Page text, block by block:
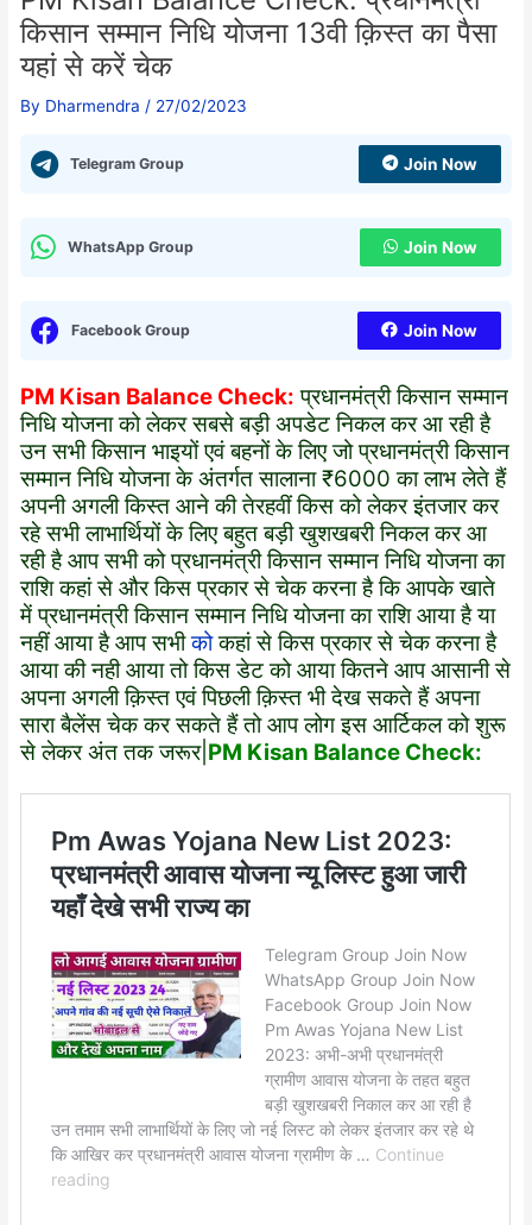
किसान सम्मान निधि योजना 13वी क़िस्त का पैसा
यहां से करें चेक
By Dharmendra / 27/02/2023
Telegram Group Join Now
WhatsApp Group Join Now
Facebook Group Join Now
PM Kisan Balance Check: प्रधानमंत्री किसान सम्मान
निधि योजना को लेकर सबसे बड़ी अपडेट निकल कर आ रही है
उन सभी किसान भाइयों एवं बहनों के लिए जो प्रधानमंत्री किसान
सम्मान निधि योजना के अंतर्गत सालाना ₹6000 का लाभ लेते हैं
अपनी अगली किस्त आने की तेरहवीं किस को लेकर इंतजार कर
रहे सभी लाभार्थियों के लिए बहुत बड़ी खुशखबरी निकल कर आ
रही है आप सभी को प्रधानमंत्री किसान सम्मान निधि योजना का
राशि कहां से और किस प्रकार से चेक करना है कि आपके खाते
में प्रधानमंत्री किसान सम्मान निधि योजना का राशि आया है या
नहीं आया है आप सभीकोकहां से किस प्रकार से चेक करना है
आया की नही आया तो किस डेट को आया कितने आप आसानी से
अपना अगली क़िस्त एवं पिछली क़िस्त भी देख सकते हैं अपना
सारा बैलेंस चेक कर सकते हैं तो आप लोग इस आर्टिकल को शुरू
से लेकर अंत तक जरूर| PM Kisan Balance Check: